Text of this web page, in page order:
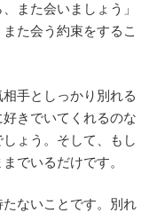
また会いましょう」
た会う約束をするこ
手としっかり別れる
きでいてくれるのな
ょう。そして、もし
でいるだけです。
ないことです。別れ